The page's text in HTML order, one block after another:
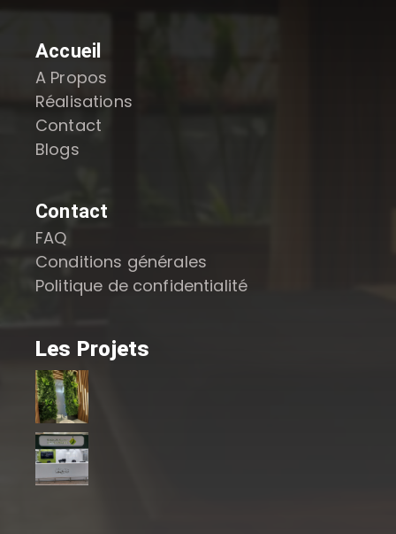
Accueil
A Propos
Réalisations
Contact
Blogs
Contact
FAQ
Conditions générales
Politique de confidentialité
Les Projets